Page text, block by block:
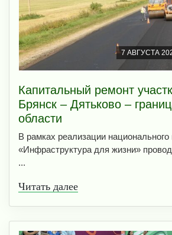
7 АВГУСТА
Капитальный ремонт
Брянск – Дятьково –
области
В рамках реализации национального
«Инфраструктура для жизни»
...
Читать далее